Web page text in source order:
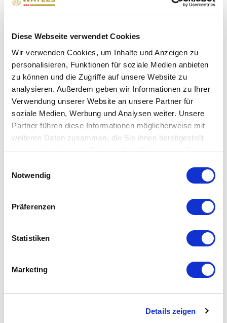
Diese Webseite verwendet Cookies
Wir verwenden Cookies, um Inhalte und Anzeigen zu
personalisieren, Funktionen für soziale Medien anbieten
zu können und die Zugriffe auf unsere Website zu
analysieren. Außerdem geben wir Informationen zu Ihrer
Verwendung unserer Website an unsere Partner für
soziale Medien, Werbung und Analysen weiter. Unsere
Partner führen diese Informationen möglicherweise mit
weiteren Daten zusammen, die Sie ihnen bereitgestellt
haben oder die sie im Rahmen Ihrer Nutzung der Dienste
Notwendig
Präferenzen
Statistiken
Marketing
Details zeigen